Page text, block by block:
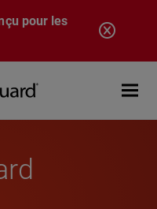
pour les
Open